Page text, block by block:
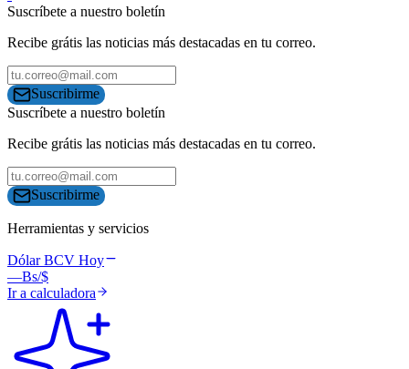
Suscríbete a nuestro boletín
Recibe grátis las noticias más destacadas en tu correo.
Suscribirme
Suscríbete a nuestro boletín
Recibe grátis las noticias más destacadas en tu correo.
Suscribirme
Herramientas y servicios
Dólar BCV Hoy
—Bs/$
Ir a calculadora